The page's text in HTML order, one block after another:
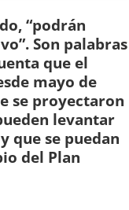
“podrán
Son palabras
que el
mayo de
se proyectaron
levantar
que se puedan
del Plan